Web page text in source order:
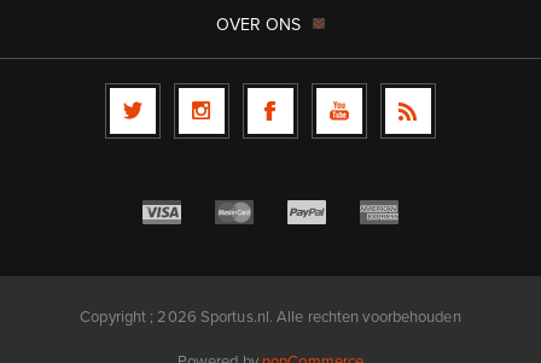
OVER ONS
Copyright ; 2026 Sportus.nl. Alle rechten voorbehouden